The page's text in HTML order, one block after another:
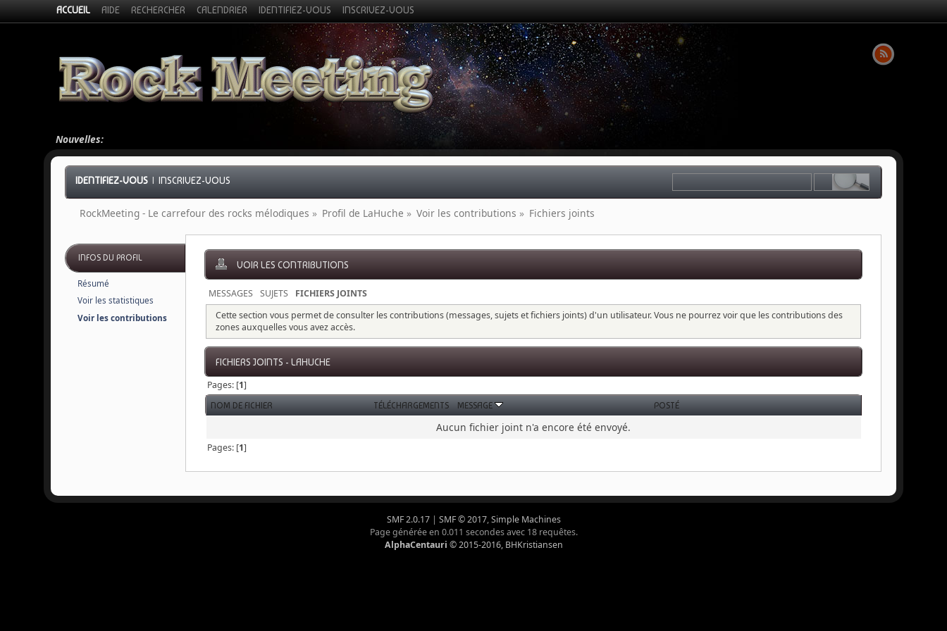
ACCUEIL AIDE RECHERCHER CALENDRIER IDENTIFIEZ-VOUS INSCRIVEZ-VOUS
Nouvelles:
IDENTIFIEZ-VOUS |INSCRIVEZ-VOUS
RockMeeting - Le carrefour des rocks mélodiques » Profil de LaHuche » Voir les contributions » Fichiers joints
INFOS DU PROFIL
Résumé
Voir les statistiques
Voir les contributions
VOIR LES CONTRIBUTIONS
MESSAGES SUJETS
FICHIERS JOINTS
Cette section vous permet de consulter les contributions (messages, sujets et fichiers joints) d'un utilisateur. Vous ne pourrez voir que les contributions des
zones auxquelles vous avez accès.
FICHIERS JOINTS - LAHUCHE
Pages: [1]
NOM DE FICHIER TÉLÉCHARGEMENTS MESSAGE POSTÉ
Aucun fichier joint n'a encore été envoyé.
Pages: [1]
SMF 2.0.17| SMF © 2017,Simple Machines
Page générée en 0.011 secondes avec 18 requêtes.
AlphaCentauri © 2015-2016, BHKristiansen